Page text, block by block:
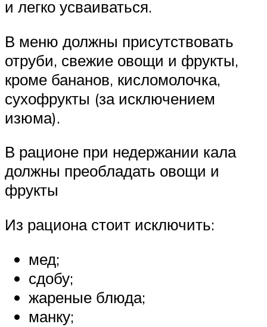
и легко усваиваться.
В меню должны присутствовать
отруби, свежие овощи и фрукты,
кроме бананов, кисломолочка,
сухофрукты (за исключением
изюма).
В рационе при недержании кала
должны преобладать овощи и
фрукты
Из рациона стоит исключить:
мед;
сдобу;
жареные блюда;
манку;